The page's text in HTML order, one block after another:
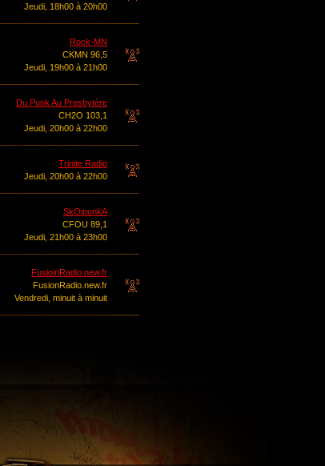
Jeudi, 18h00 à 20h00
Rock-MN
CKMN 96,5
Jeudi, 19h00 à 21h00
Du Punk Au Presbytère
CH2O 103,1
Jeudi, 20h00 à 22h00
Trinite Radio
Jeudi, 20h00 à 22h00
SkOipunkA
CFOU 89,1
Jeudi, 21h00 à 23h00
FusioinRadio.new.fr
FusionRadio.new.fr
Vendredi, minuit à minuit